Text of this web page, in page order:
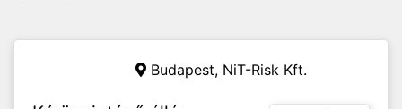
Budapest, NiT-Risk Kft.